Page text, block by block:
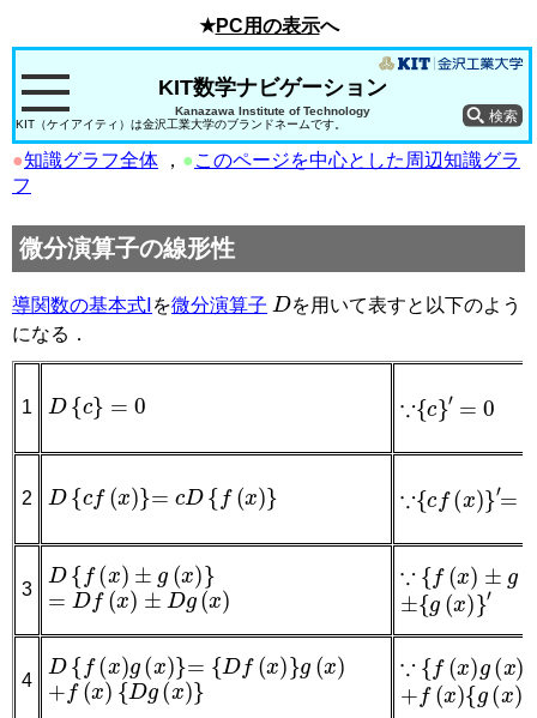
★PC用の表示へ
Kanazawa Institute of Technology
KIT数学ナビゲーション
KIT（ケイアイティ）は金沢工業大学のブランドネームです。
●知識グラフ全体 ， ●このページを中心とした周辺知識グラ
フ
微分演算子の線形性
導関数の基本式Ⅰ を微分演算子
D
を用いて表すと以下のよう
になる．
1 D {c } {c}′ 0
2 D {c ( x )} D{ f(x) } {c f(x)}′ =
3
D {f (x ± g )
=Df (x)±Dg(x)
∵ {f(x)± g x
± {g (x)}′
4
D {f (x g x } Df(x) }g x)
+f(x ){Dg(x)}
∵ {f(x)g(x)}
+ (x){g(x)}